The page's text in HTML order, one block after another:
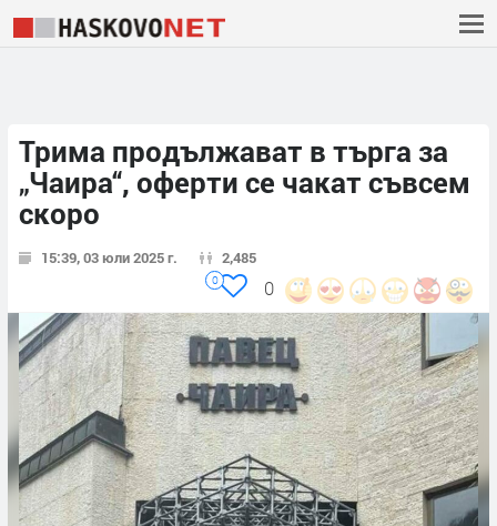
Трима продължават в търга за
„Чаира“, оферти се чакат съвсем
скоро
15:39, 03 юли 2025 г. 2,485
0
0